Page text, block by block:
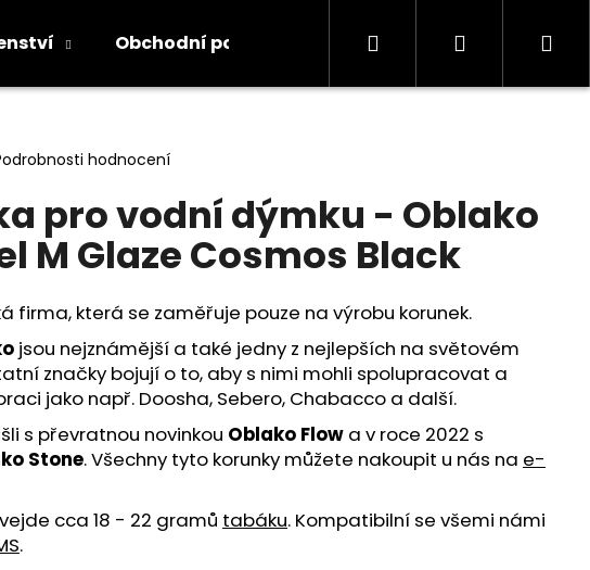
Obchodní podmínky Kontakty Informace
Hledat Přihlášení
hodnocení
pro vodní dýmku - Oblako
M Glaze Cosmos Black
firma, která se zaměřuje pouze na výrobu korunek.
jsou nejznámější a také jedny z nejlepších na světovém
značky bojují o to, aby s nimi mohli spolupracovat a
jako např. Doosha, Sebero, Chabacco a další.
s převratnou novinkou Oblako Flow a v roce 2022 s
Stone. Všechny tyto korunky můžete nakoupit u nás na e-
cca 18 - 22 gramů tabáku. Kompatibilní se všemi námi
.